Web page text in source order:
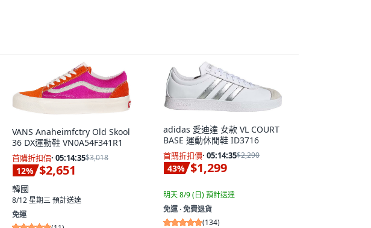
VANS Anaheimfctry Old Skool
36 DX運動鞋 VN0A54F341R1
首購折扣價· 05:14:33$3,018
12% $2,651
韓國
8/12 星期三預計送達
免運
adidas 愛迪達 女款 VL COURT
BASE 運動休閒鞋 ID3716
首購折扣價· 05:14:33$2,290
43% $1,299
明天 8/9 (日)預計送達
免運 ∙ 免費退貨
(134)